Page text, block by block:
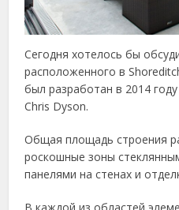
Сегодня хотелось бы
расположенного в
был разработан в 2014
Chris Dyson.
Общая площадь строения
роскошные зоны
панелями на стенах и